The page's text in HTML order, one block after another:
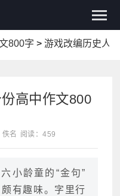
800字 > 游戏改编历史人
高中作文800
名 阅读：459
小龄童的“金句”
有趣味。字里行